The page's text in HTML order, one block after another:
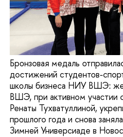
Бронзовая медаль
достижений студентов-
школы бизнеса НИУ ВШЭ:
ВШЭ, при активном участии
Ренаты Тухватуллиной,
прошлого года и снова
Зимней Универсиаде в